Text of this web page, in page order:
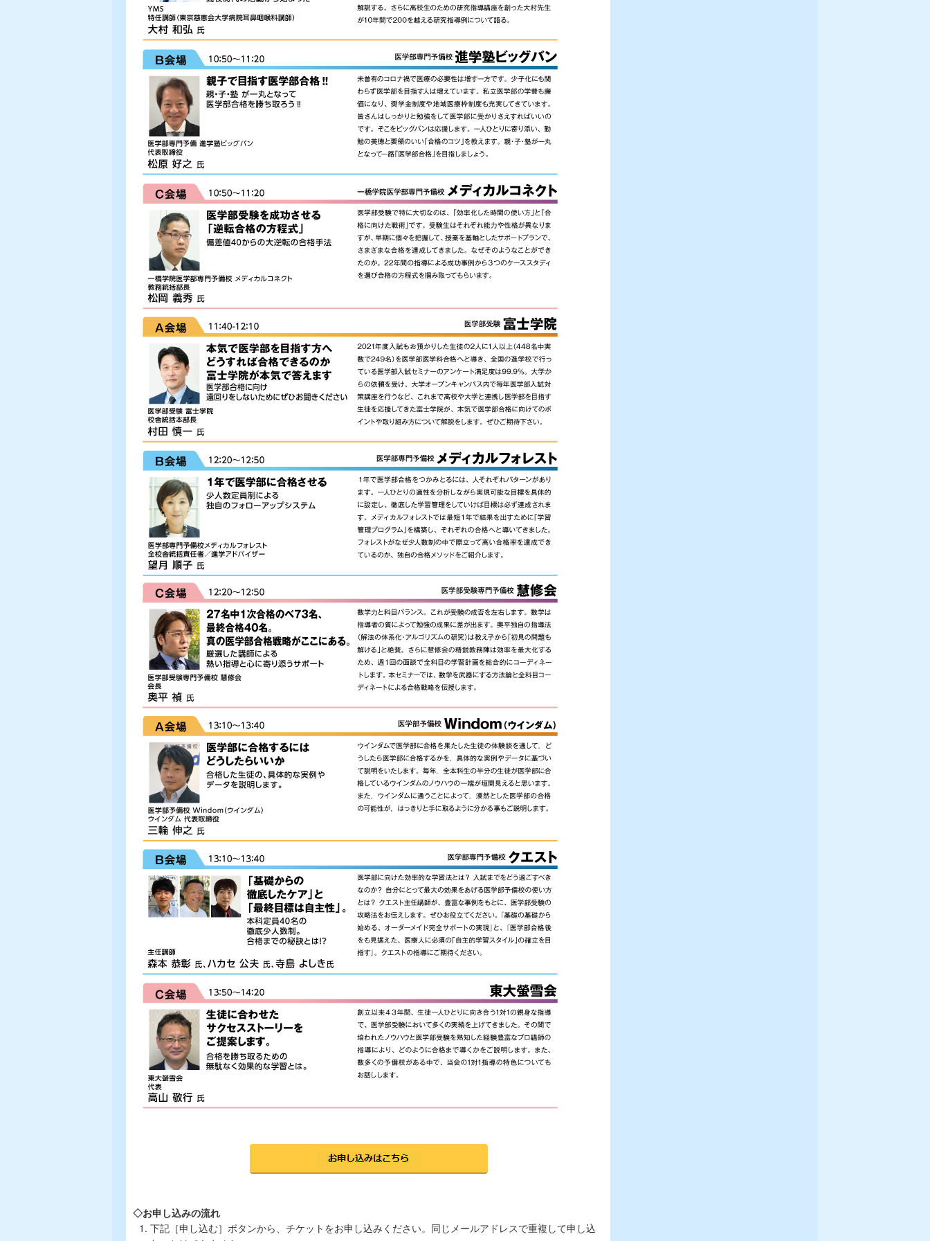
◇お申し込みの流れ
下記［申し込む］ボタンから、チケットをお申し込みください。同じメールアドレスで重複して申し込